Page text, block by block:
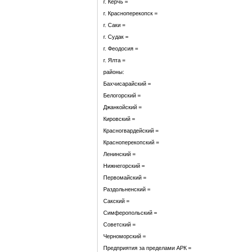
г. Керчь =
г. Красноперекопск =
г. Саки =
г. Судак =
г. Феодосия =
г. Ялта =
районы:
Бахчисарайский =
Белогорский =
Джанкойский =
Кировский =
Красногвардейский =
Красноперекопский =
Ленинский =
Нижнегорский =
Первомайский =
Раздольненский =
Сакский =
Симферопольский =
Советский =
Черноморский =
Предприятия за пределами АРК =